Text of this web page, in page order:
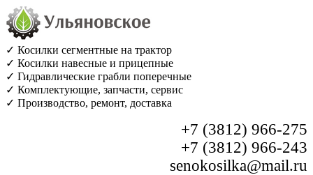
✓ Косилки сегментные на трактор
✓ Косилки навесные и прицепные
✓ Гидравлические грабли поперечные
✓ Комплектующие, запчасти, сервис
✓ Производство, ремонт, доставка
+7 (3812) 966-275
+7 (3812) 966-243
senokosilka@mail.ru